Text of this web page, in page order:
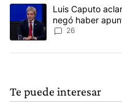
Un artículo de tendencia
Luis Caputo
negó haber
26